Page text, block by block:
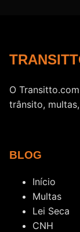
O
trânsito,
BLOG
Início
Multas
Lei Seca
CNH